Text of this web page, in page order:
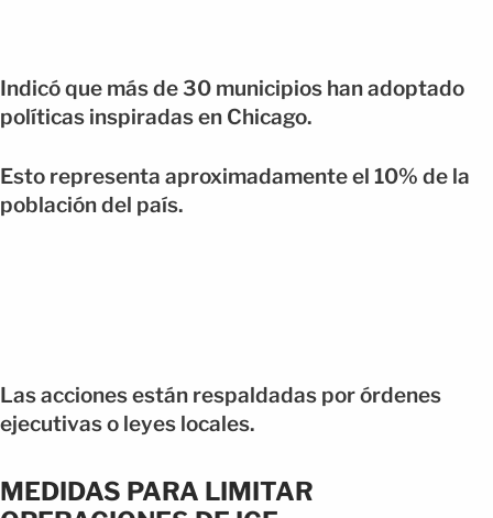
Indicó que más de 30 municipios han adoptado
políticas inspiradas en Chicago.
Esto representa aproximadamente el 10% de la
población del país.
Las acciones están respaldadas por órdenes
ejecutivas o leyes locales.
MEDIDAS PARA LIMITAR